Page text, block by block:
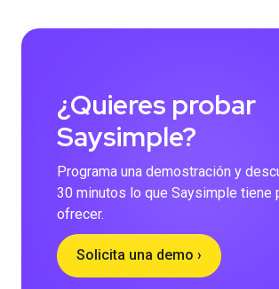
¿Quieres probar
Saysimple?
Programa una demostración y
30 minutos lo que Saysimple tiene
ofrecer.
Solicita una demo ›